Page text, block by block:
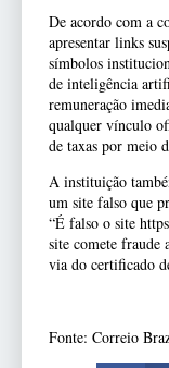
De acordo com a
apresentar links
símbolos
de inteligência
remuneração
qualquer vínculo
de taxas por meio
A instituição
um site falso que
“É falso o site
site comete fraude
via do certificado
Fonte: Correio